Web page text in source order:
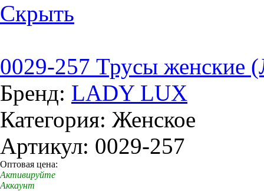
Скрыть
0029-257 Трусы женские
Бренд: LADY LUX
Категория: Женское
Артикул: 0029-257
Оптовая цена:
Активируйте
Аккаунт